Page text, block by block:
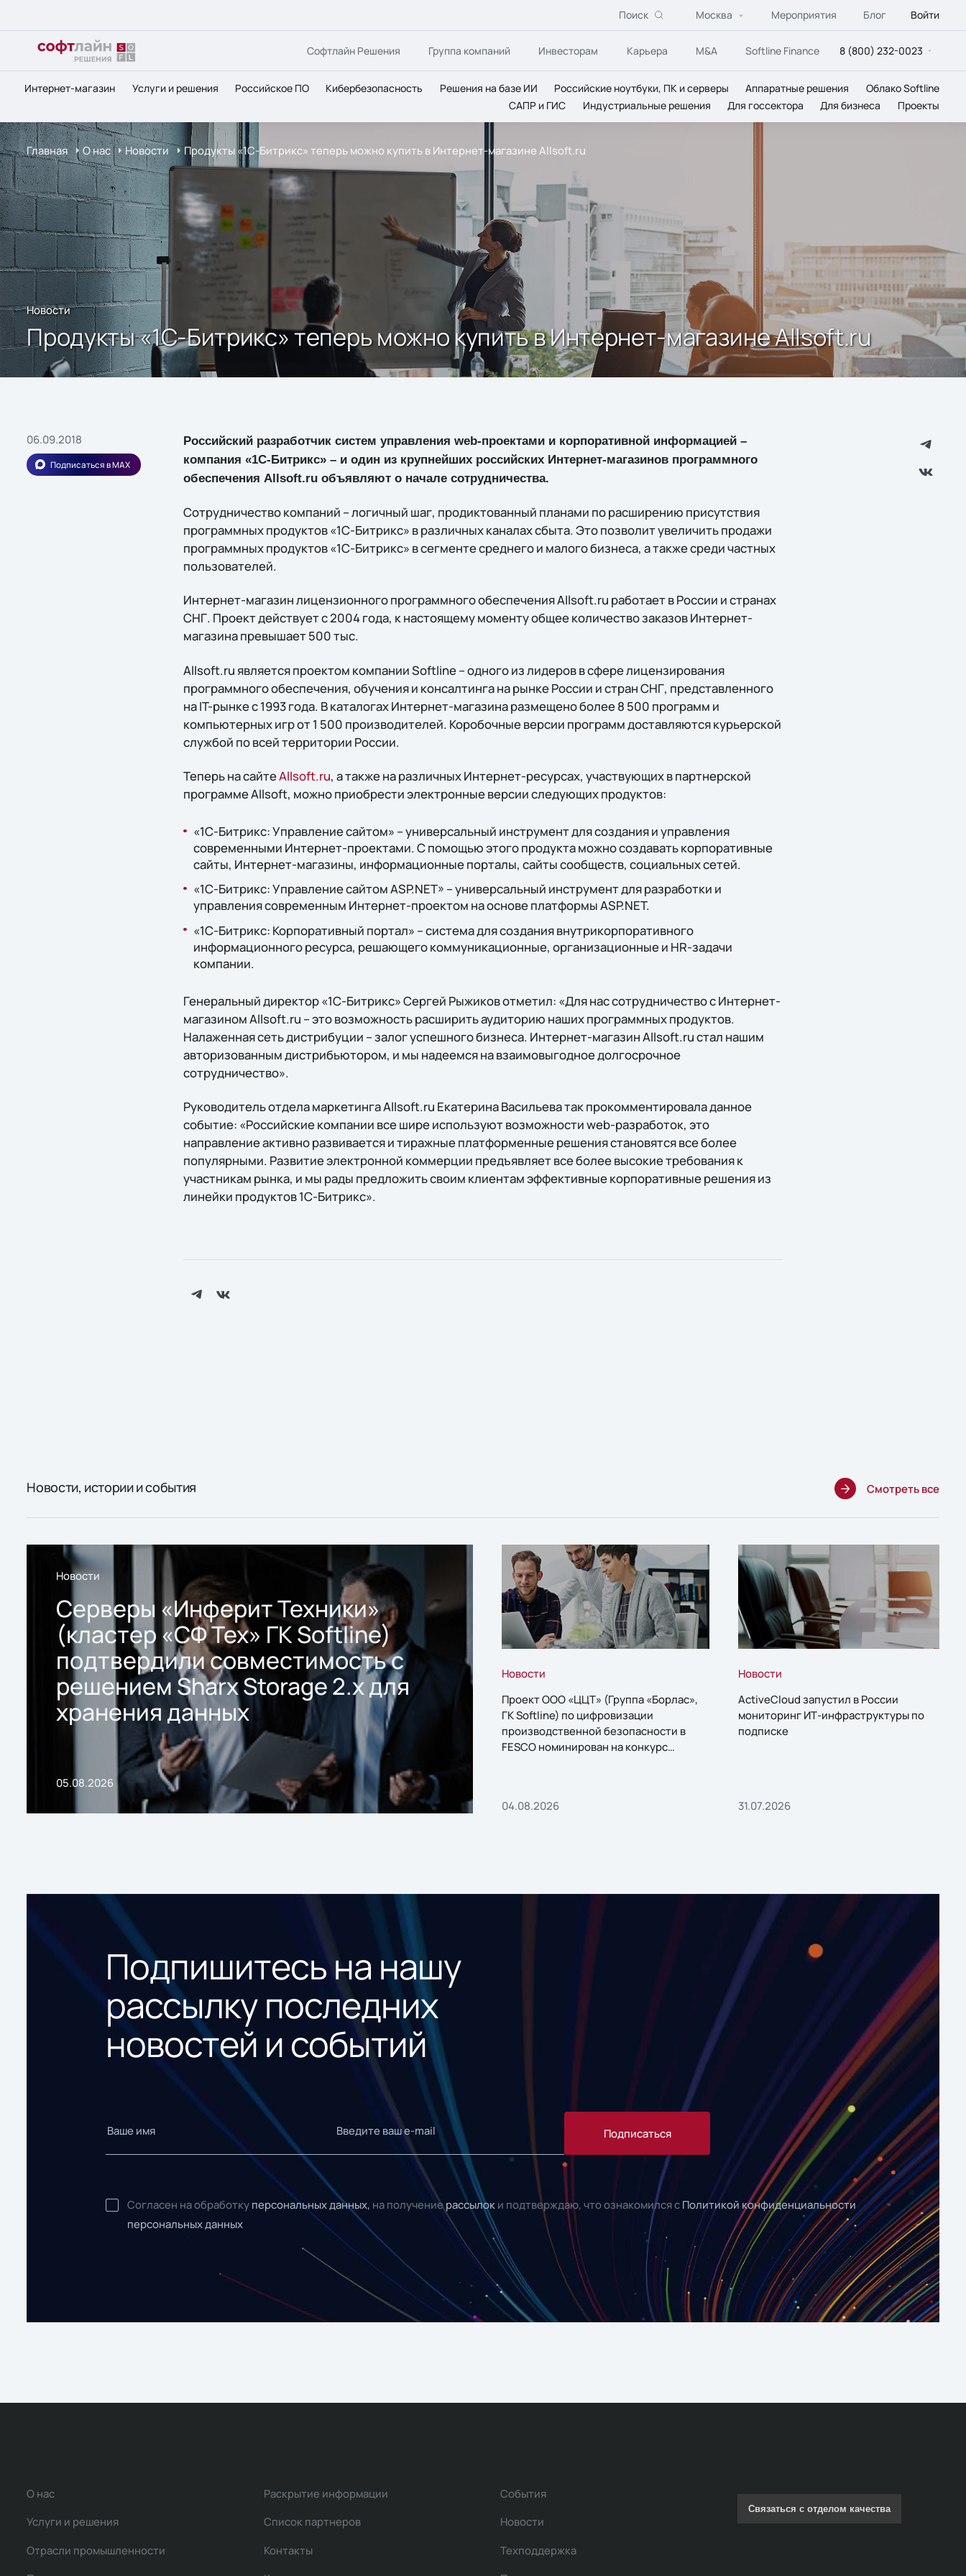
Поиск Москва Мероприятия Блог Войти
Софтлайн Решения Группа компаний Инвесторам Карьера M&A Softline Finance 8 (800) 232-0023
Интернет-магазин Услуги и решения Российское ПО Кибербезопасность Решения на базе ИИ Российские ноутбуки, ПК и серверы Аппаратные решения
Облако Softline
САПР и ГИС
Индустриальные решения Для госсектора Для бизнеса Проекты
Главная О нас Новости Продукты «1С-Битрикс» теперь можно купить в Интернет-магазине Allsoft.ru
Новости
Продукты «1С-Битрикс» теперь можно купить в Интернет-магазине Allsoft.ru
06.09.2018
Подписаться в MAX
Российский разработчик систем управления web-проектами и корпоративной информацией –
компания «1С-Битрикс» – и один из крупнейших российских Интернет-магазинов программного
обеспечения Allsoft.ru объявляют о начале сотрудничества.
Сотрудничество компаний – логичный шаг, продиктованный планами по расширению присутствия
программных продуктов «1С-Битрикс» в различных каналах сбыта. Это позволит увеличить продажи
программных продуктов «1С-Битрикс» в сегменте среднего и малого бизнеса, а также среди частных
пользователей.
Интернет-магазин лицензионного программного обеспечения Allsoft.ru работает в России и странах
СНГ. Проект действует с 2004 года, к настоящему моменту общее количество заказов Интернет-
магазина превышает 500 тыс.
Allsoft.ru является проектом компании Softline – одного из лидеров в сфере лицензирования
программного обеспечения, обучения и консалтинга на рынке России и стран СНГ, представленного
на IT-рынке с 1993 года. В каталогах Интернет-магазина размещено более 8 500 программ и
компьютерных игр от 1 500 производителей. Коробочные версии программ доставляются курьерской
службой по всей территории России.
Теперь на сайтеAllsoft.ru, а также на различных Интернет-ресурсах, участвующих в партнерской
программе Allsoft, можно приобрести электронные версии следующих продуктов:
«1С-Битрикс: Управление сайтом» – универсальный инструмент для создания и управления
современными Интернет-проектами. С помощью этого продукта можно создавать корпоративные
сайты, Интернет-магазины, информационные порталы, сайты сообществ, социальных сетей.
«1С-Битрикс: Управление сайтом ASP.NET» – универсальный инструмент для разработки и
управления современным Интернет-проектом на основе платформы ASP.NET.
«1С-Битрикс: Корпоративный портал» – система для создания внутрикорпоративного
информационного ресурса, решающего коммуникационные, организационные и HR-задачи
компании.
Генеральный директор «1С-Битрикс» Сергей Рыжиков отметил: «Для нас сотрудничество с Интернет-
магазином Allsoft.ru – это возможность расширить аудиторию наших программных продуктов.
Налаженная сеть дистрибуции – залог успешного бизнеса. Интернет-магазин Allsoft.ru стал нашим
авторизованным дистрибьютором, и мы надеемся на взаимовыгодное долгосрочное
сотрудничество».
Руководитель отдела маркетинга Allsoft.ru Екатерина Васильева так прокомментировала данное
событие: «Российские компании все шире используют возможности web-разработок, это
направление активно развивается и тиражные платформенные решения становятся все более
популярными. Развитие электронной коммерции предъявляет все более высокие требования к
участникам рынка, и мы рады предложить своим клиентам эффективные корпоративные решения из
линейки продуктов 1С-Битрикс».
Новости, истории и события Смотреть все
Новости
Серверы «Инферит Техники»
(кластер «СФ Тех» ГК Softline)
подтвердили совместимость с
решением Sharx Storage 2.x для
хранения данных
05.08.2026
Новости
Проект ООО «ЦЦТ» (Группа «Борлас»,
ГК Softline) по цифровизации
производственной безопасности в
FESCO номинирован на конкурс
04.08.2026
Новости
ActiveCloud запустил в России
мониторинг ИТ-инфраструктуры по
подписке
31.07.2026
Подпишитесь на нашу
рассылку последних
новостей и событий
Подписаться
Согласен на обработку персональных данных, на получениерассылок и подтверждаю, что ознакомился с Политикой конфиденциальности
персональных данных
О нас
Услуги и решения
Отрасли промышленности
Раскрытие информации
Список партнеров
Контакты
События
Новости
Техподдержка
Связаться с отделом качества